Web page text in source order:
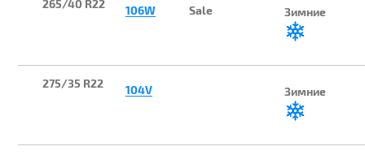
265/40 R22 106W Sale Зимние
275/35 R22 104V Зимние